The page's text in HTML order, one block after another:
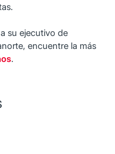
su ejecutivo de
encuentre la más
.